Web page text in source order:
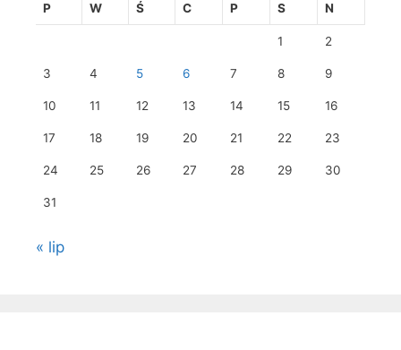
P W Ś C P S N
1 2
3 4 5 6 7 8 9
10 11 12 13 14 15 16
17 18 19 20 21 22 23
24 25 26 27 28 29 30
31
« lip